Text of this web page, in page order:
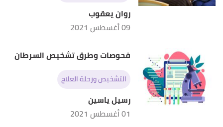
روان يعقوب
09 أغسطس 2021
فحوصات وطرق تشخيص السرطان
التشخيص ورحلة العلاج
رسيل ياسين
01 أغسطس 2021